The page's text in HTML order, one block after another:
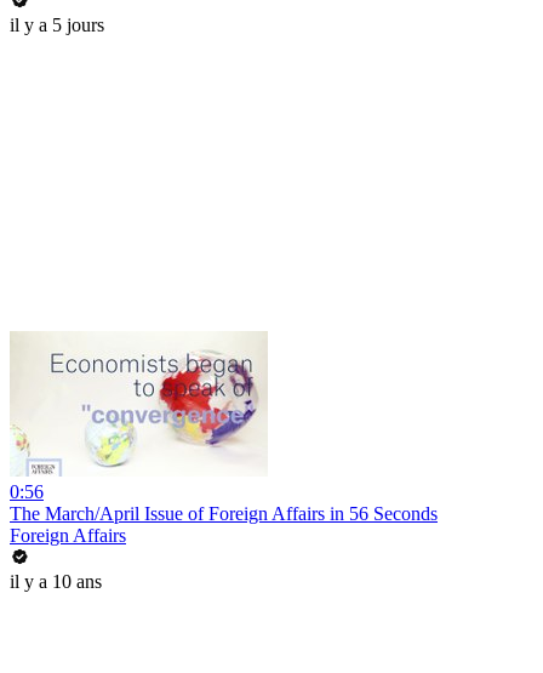
il y a 5 jours
0:56
The March/April Issue of Foreign Affairs in 56 Seconds
Foreign Affairs
il y a 10 ans